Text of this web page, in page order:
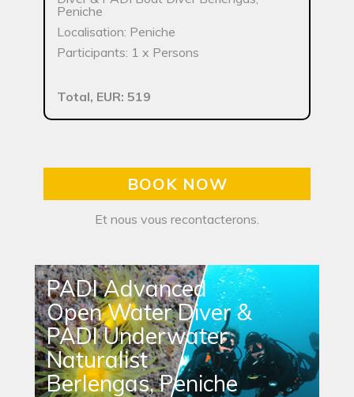
Peniche
Localisation: Peniche
Participants: 1 x Persons
Total, EUR: 519
BOOK NOW
Et nous vous recontacterons.
PADI Advanced
Open Water Diver &
PADI Underwater
Naturalist
Berlengas, Peniche